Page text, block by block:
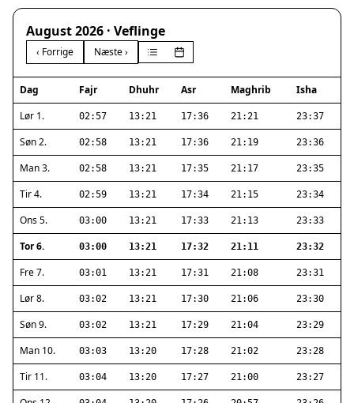
August 2026 · Veflinge
‹ Forrige Næste ›
Dag Fajr Dhuhr Asr Maghrib
Isha
Lør 1.
02:57 13:21 17:36 21:21 23:37
Søn 2. 02:58 13:21 17:36 21:19 23:36
Man 3. 02:58 13:21 17:35 21:17 23:35
Tir 4. 02:59 13:21 17:34 21:15 23:34
Ons 5. 03:00 13:21 17:33 21:13 23:33
Tor 6. 03:00 13:21 17:32 21:11 23:32
Fre 7. 03:01 13:21 17:31 21:08 23:31
Lør 8. 03:02 13:21 17:30 21:06 23:30
Søn 9. 03:02 13:21 17:29 21:04 23:29
Man 10. 03:03 13:20 17:28 21:02 23:28
Tir 11. 03:04 13:20 17:27 21:00 23:27